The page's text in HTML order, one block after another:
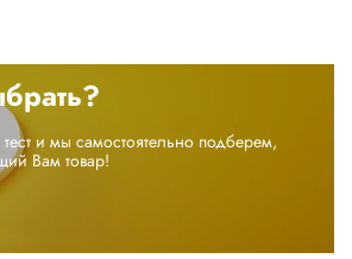
и мы самостоятельно подберем,
Вам товар!